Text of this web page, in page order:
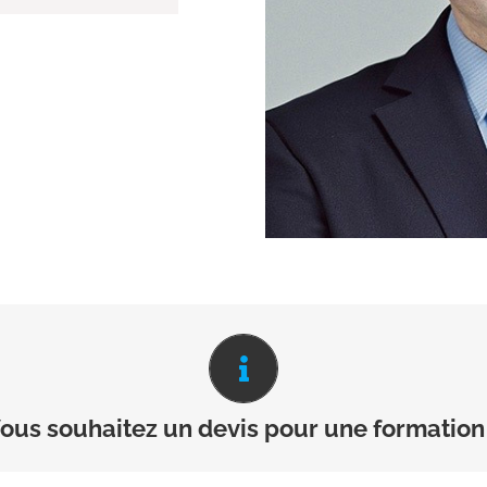
souhaitez un devis pour une formation
Contactez nous